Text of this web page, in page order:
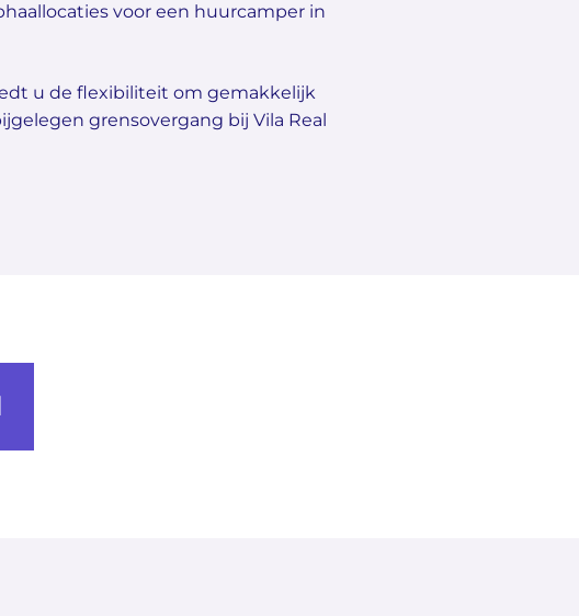
voor een huurcamper in
u de flexibiliteit om gemakkelijk
grensovergang bij Vila Real